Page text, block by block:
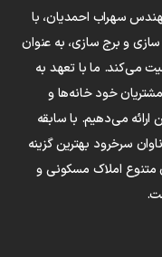
سهراب احمدیان، با
و برج سازی، به عنوان
می‌کند. ما با تعهد به
خود خانه‌ها و
می‌دهیم. با سابقه
سرخرود بهترین گزینه
متنوع املاک مسکونی و